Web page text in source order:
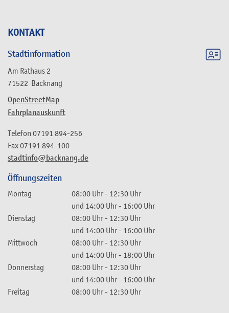
KONTAKT
Stadtinformation
Am Rathaus 2
71522 Backnang
OpenStreetMap
Fahrplanauskunft
stadtinfo@backnang.de
Telefon 07191 894-256
Fax07191 894-100
Öffnungszeiten
Montag 08:00 Uhr- 12:30 Uhr
und 14:00 Uhr- 16:00 Uhr
Dienstag
08:00 Uhr- 12:30 Uhr
und 14:00 Uhr- 16:00 Uhr
Mittwoch
08:00 Uhr- 12:30 Uhr
und 14:00 Uhr- 18:00 Uhr
Donnerstag
08:00 Uhr- 12:30 Uhr
und 14:00 Uhr- 16:00 Uhr
Freitag
08:00 Uhr- 12:30 Uhr